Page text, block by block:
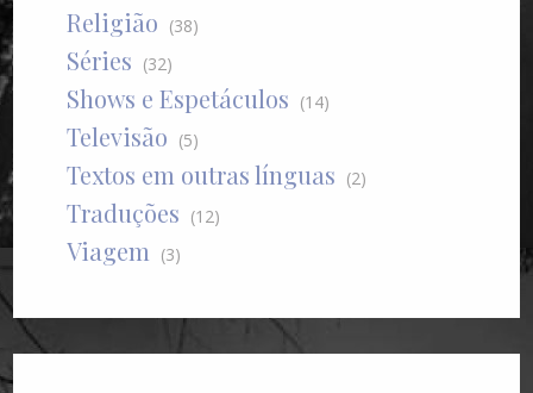
Religião (38)
Séries (32)
Shows e Espetáculos (14)
Televisão (5)
Textos em outras línguas (2)
Traduções (12)
Viagem (3)